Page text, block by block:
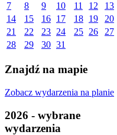
7
8 9 10 11 12
13
14
15 16 17 18 19
20
21
22 23 24 25 26
27
28
29 30 31
Znajdź na mapie
Zobacz wydarzenia na planie
2026 - wybrane
wydarzenia